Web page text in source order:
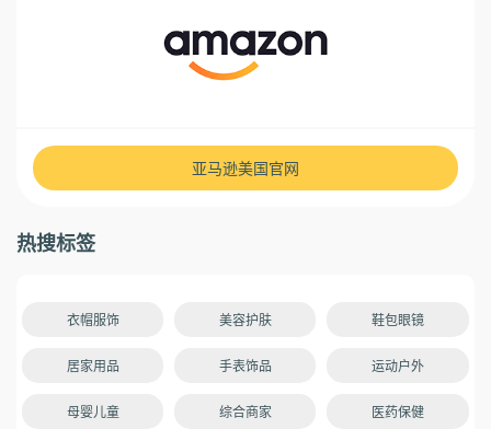
亚马逊美国官网
热搜标签
衣帽服饰 美容护肤 鞋包眼镜
居家用品 手表饰品 运动户外
母婴儿童 综合商家 医药保健